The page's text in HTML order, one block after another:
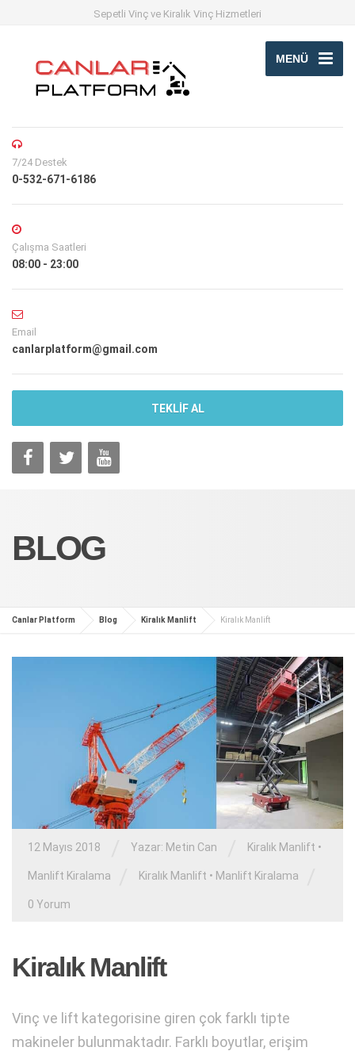
Sepetli Vinç ve Kiralık Vinç Hizmetleri
MENÜ
7/24 Destek
0-532-671-6186
Çalışma Saatleri
08:00 - 23:00
Email
canlarplatform@gmail.com
TEKLİF AL
BLOG
Canlar Platform Blog Kiralık Manlift Kiralık Manlift
12 Mayıs 2018 Yazar: Metin Can Kiralık Manlift •
Manlift Kiralama Kiralık Manlift • Manlift Kiralama
0 Yorum
Kiralık Manlift
Vinç ve lift kategorisine giren çok farklı tipte
makineler bulunmaktadır. Farklı boyutlar, erişim